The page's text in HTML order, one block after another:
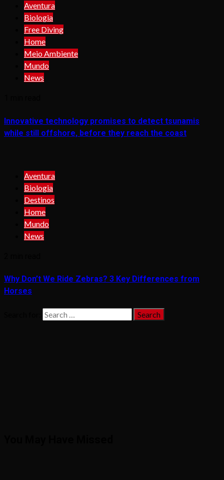
Aventura
Biologia
Free Diving
Home
Meio Ambiente
Mundo
News
Innovative technology promises to detect tsunamis
while still offshore, before they reach the coast
Aventura
Biologia
Destinos
Home
Mundo
News
Why Don’t We Ride Zebras? 3 Key Differences from
Horses